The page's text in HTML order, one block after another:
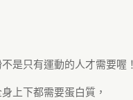
是只有運動的人才需要喔！
上下都需要蛋白質，